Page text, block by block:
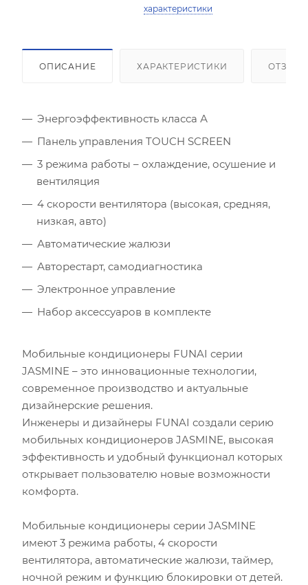
характеристики
ОПИСАНИЕ ХАРАКТЕРИСТИКИ
Энергоэффективность класса А
Панель управления TOUCH SCREEN
3 режима работы – охлаждение, осушение и
вентиляция
4 скорости вентилятора (высокая, средняя,
низкая, авто)
Автоматические жалюзи
Авторестарт, самодиагностика
Электронное управление
Набор аксессуаров в комплекте
Мобильные кондиционеры FUNAI серии
JASMINE – это инновационные технологии,
современное производство и актуальные
дизайнерские решения.
Инженеры и дизайнеры FUNAI создали серию
мобильных кондиционеров JASMINE, высокая
эффективность и удобный функционал которых
открывает пользователю новые возможности
комфорта.
Мобильные кондиционеры серии JASMINE
имеют 3 режима работы, 4 скорости
вентилятора, автоматические жалюзи, таймер,
ночной режим и функцию блокировки от детей.